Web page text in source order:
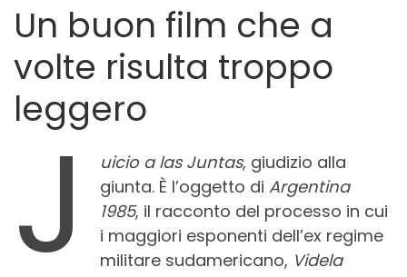
Un buon film che a
volte risulta troppo
leggero
J uicio a las Juntas, giudizio alla
giunta. È l’oggetto diArgentina
1985, il racconto del processo in cui
i maggiori esponenti dell’ex regime
militare sudamericano, Videla